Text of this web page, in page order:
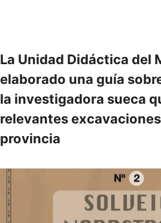
La Unidad Didáctica del
elaborado una guía
la investigadora sueca
relevantes
provincia